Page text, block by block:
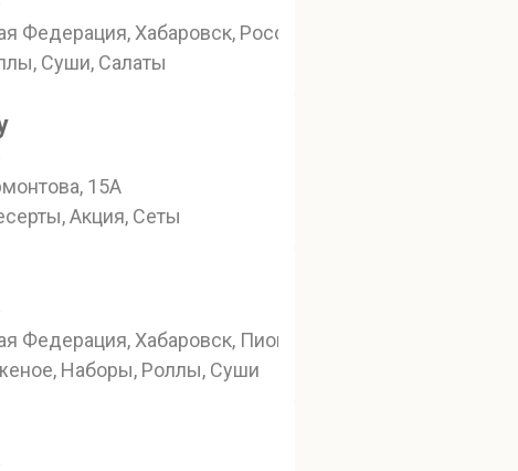
Федерация, Хабаровск, Россия, Хабаровск,
Суши, Салаты
15А
Акция, Сеты
Федерация, Хабаровск, Пионерская улица, 2В
Наборы, Роллы, Суши